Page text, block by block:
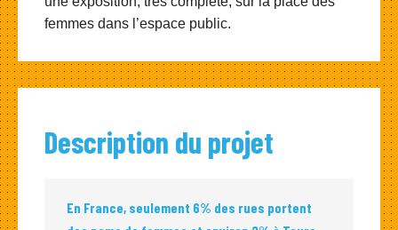
femmes dans l’espace public.
Description du projet
En France, seulement 6% des rues portent